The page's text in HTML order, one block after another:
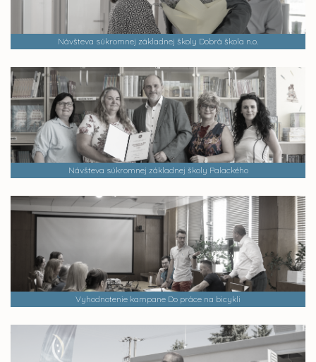
Návšteva súkromnej základnej školy Dobrá škola n.o.
Návšteva súkromnej základnej školy Palackého
Vyhodnotenie kampane Do práce na bicykli